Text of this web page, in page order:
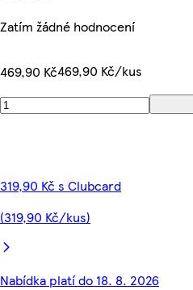
Zatím žádné hodnocení
469,90 Kč469,90 Kč/kus
319,90 Kč s Clubcard
(319,90 Kč/kus)
Nabídka platí do 18. 8. 2026